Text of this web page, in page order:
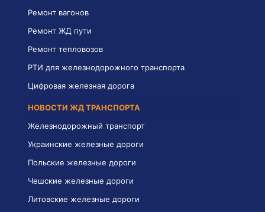
Ремонт вагонов
Ремонт ЖД пути
Ремонт тепловозов
РТИ для железнодорожного транспорта
Цифровая железная дорога
НОВОСТИ ЖД ТРАНСПОРТА
Железнодорожный транспорт
Украинские железные дороги
Польские железные дороги
Чешские железные дороги
Литовские железные дороги